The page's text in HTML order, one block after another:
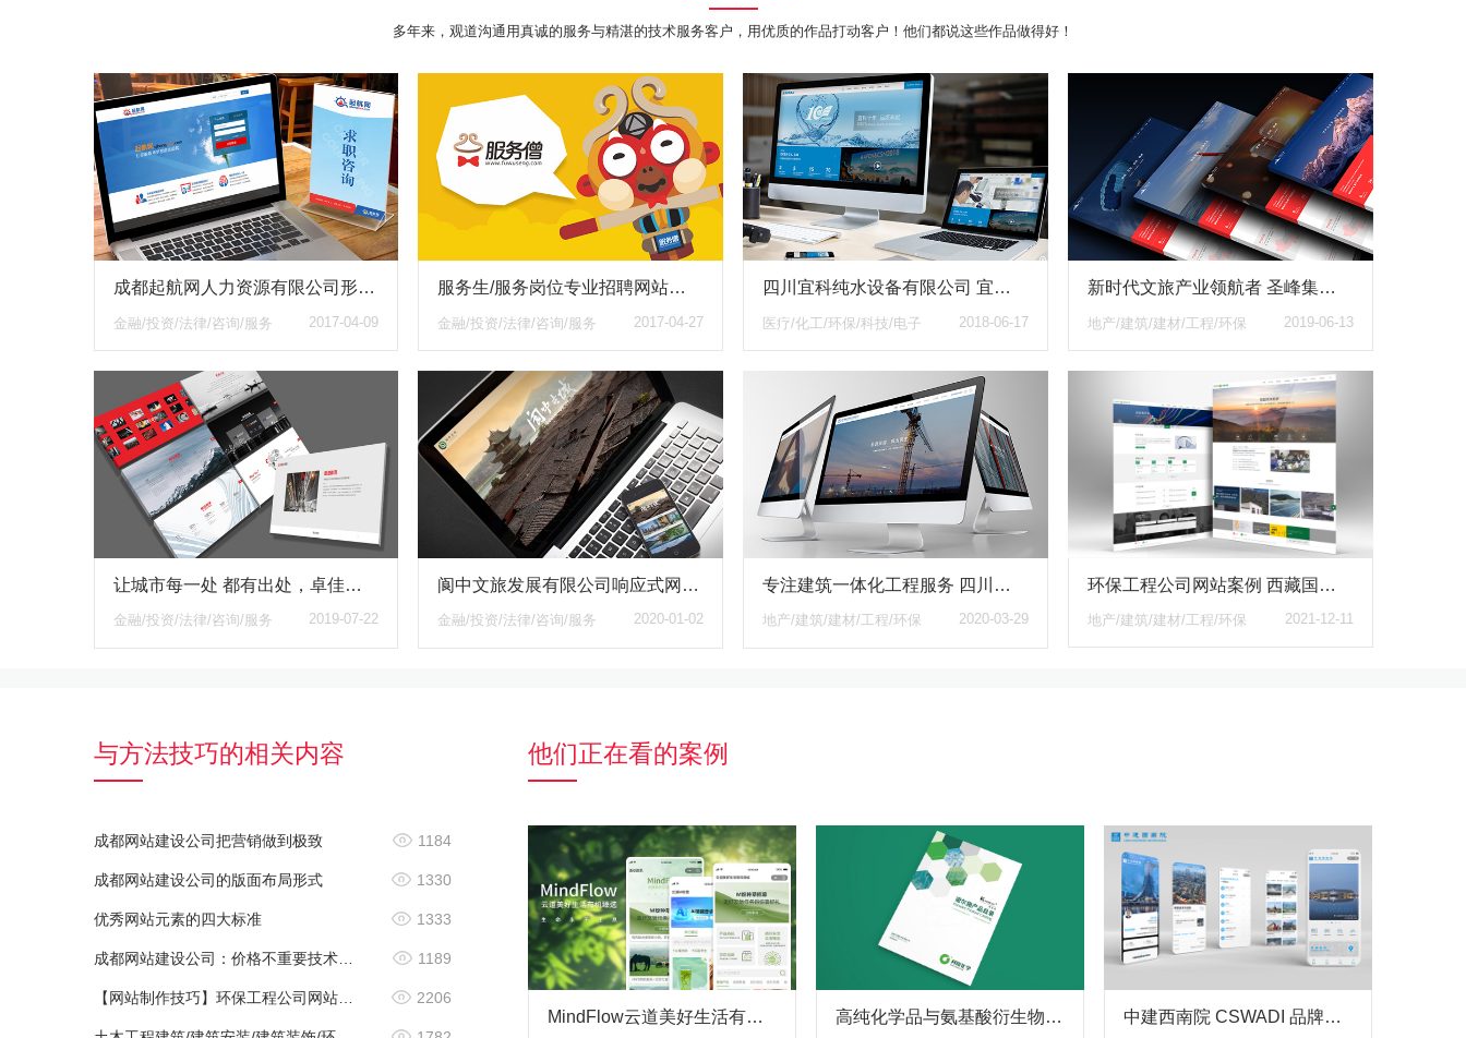
多年来，观道沟通用真诚的服务与精湛的技术服务客户，用优质的作品打动客户！他们都说这些作品做得好！
成都起航网人力资源有限公司形象设计与兼职全职网站建设
金融/投资/法律/咨询/服务 2017-04-09
服务生/服务岗位专业招聘网站服务僧品牌策划与网站建设服务
金融/投资/法律/咨询/服务 2017-04-27
四川宜科纯水设备有限公司 宜科十年 品质奉献 医疗纯水设备 透析用水设备网站改版建设
医疗/化工/环保/科技/电子 2018-06-17
新时代文旅产业领航者 圣峰集团 响应式品牌形象网站
地产/建筑/建材/工程/环保 2019-06-13
让城市每一处 都有出处，卓佳地产响应式网站
金融/投资/法律/咨询/服务 2019-07-22
阆中文旅发展有限公司响应式网站设计与建设案例
金融/投资/法律/咨询/服务 2020-01-02
专注建筑一体化工程服务 四川智峰汇尚建设工程有限公司响应式网站 为品牌发声
地产/建筑/建材/工程/环保 2020-03-29 地产/建筑/建材/工程/环保 2021-12-11
与方法技巧的相关内容
成都网站建设公司把营销做到极致 1184
成都网站建设公司的版面布局形式 1330
优秀网站元素的四大标准 1333
成都网站建设公司：价格不重要技术才是关键 1189
【网站制作技巧】环保工程公司网站如何制作？网站栏目都有些什么内容？ 2206
他们正在看的案例
MindFlow云道美好生活有机臻选分销商城 高纯化学品与氨基酸衍生物画册_科隆化学旗下品牌KNOWLES诺尔施产品目录手册 中建西南院 CSWADI 品牌宣传/案例展示/名片社交小程序